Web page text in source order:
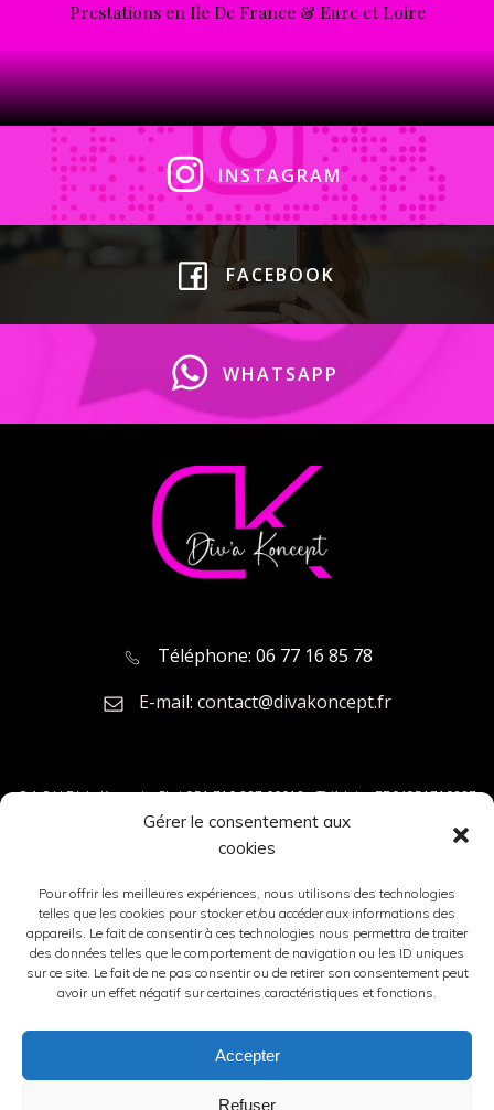
Gérer le consentement aux
cookies
Pour offrir les meilleures expériences, nous utilisons des technologies
telles que les cookies pour stocker et/ou accéder aux informations des
appareils. Le fait de consentir à ces technologies nous permettra de traiter
des données telles que le comportement de navigation ou les ID uniques
sur ce site. Le fait de ne pas consentir ou de retirer son consentement peut
avoir un effet négatif sur certaines caractéristiques et fonctions.
Accepter
Refuser
Prestations en Ile De France & Eure et Loire
INSTAGRAM
FACEBOOK
WHATSAPP
Téléphone: 06 77 16 85 78
E-mail: contact@divakoncept.fr
S.A.S.U Div'a Koncept - Siret 951 710 227 00012 - TVA Intra FR04951710227